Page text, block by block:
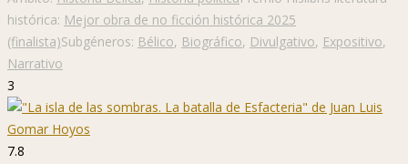
histórica: Mejor obra de no ficción histórica 2025
(finalista)Subgéneros: Bélico, Biográfico, Divulgativo, Expositivo,
Narrativo
3
7.8